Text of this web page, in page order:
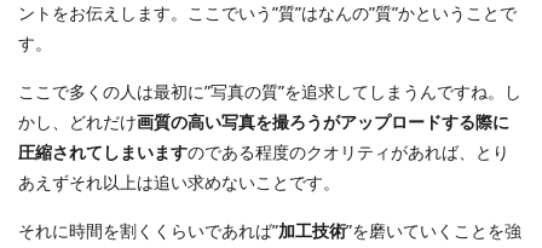
ントをお伝えします。ここでいう”質”はなんの”質”かということで
す。
ここで多くの人は最初に”写真の質”を追求してしまうんですね。し
かし、どれだけ画質の高い写真を撮ろうがアップロードする際に
圧縮されてしまいますのである程度のクオリティがあれば、とり
あえずそれ以上は追い求めないことです。
それに時間を割くくらいであれば”加工技術”を磨いていくことを強